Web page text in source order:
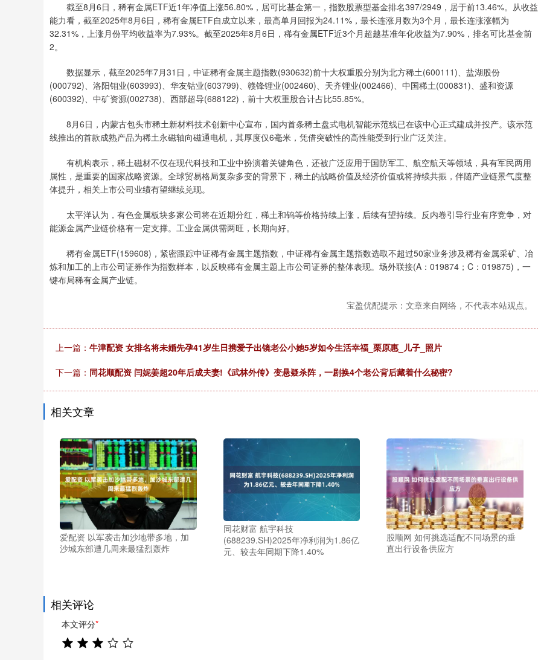
截至8月6日，稀有金属ETF近1年净值上涨56.80%，居可比基金第一，指数股票型基金排名397/2949，居于前13.46%。从收益
能力看，截至2025年8月6日，稀有金属ETF自成立以来，最高单月回报为24.11%，最长连涨月数为3个月，最长连涨涨幅为
32.31%，上涨月份平均收益率为7.93%。截至2025年8月6日，稀有金属ETF近3个月超越基准年化收益为7.90%，排名可比基金前
2。
数据显示，截至2025年7月31日，中证稀有金属主题指数(930632)前十大权重股分别为北方稀土(600111)、盐湖股份
(000792)、洛阳钼业(603993)、华友钴业(603799)、赣锋锂业(002460)、天齐锂业(002466)、中国稀土(000831)、盛和资源
(600392)、中矿资源(002738)、西部超导(688122)，前十大权重股合计占比55.85%。
8月6日，内蒙古包头市稀土新材料技术创新中心宣布，国内首条稀土盘式电机智能示范线已在该中心正式建成并投产。该示范
线推出的首款成熟产品为稀土永磁轴向磁通电机，其厚度仅6毫米，凭借突破性的高性能受到行业广泛关注。
有机构表示，稀土磁材不仅在现代科技和工业中扮演着关键角色，还被广泛应用于国防军工、航空航天等领域，具有军民两用
属性，是重要的国家战略资源。全球贸易格局复杂多变的背景下，稀土的战略价值及经济价值或将持续共振，伴随产业链景气度整
体提升，相关上市公司业绩有望继续兑现。
太平洋认为，有色金属板块多家公司将在近期分红，稀土和钨等价格持续上涨，后续有望持续。反内卷引导行业有序竞争，对
能源金属产业链价格有一定支撑。工业金属供需两旺，长期向好。
稀有金属ETF(159608)，紧密跟踪中证稀有金属主题指数，中证稀有金属主题指数选取不超过50家业务涉及稀有金属采矿、冶
炼和加工的上市公司证券作为指数样本，以反映稀有金属主题上市公司证券的整体表现。场外联接(A：019874；C：019875)，一
键布局稀有金属产业链。
宝盈优配提示：文章来自网络，不代表本站观点。
上一篇： 牛津配资 女排名将未婚先孕41岁生日携爱子出镜老公小她5岁如今生活幸福_栗原惠_儿子_照片
下一篇： 同花顺配资 闫妮姜超20年后成夫妻!《武林外传》变悬疑杀阵，一剧换4个老公背后藏着什么秘密?
相关文章
爱配资 以军袭击加沙地带多地，加
沙城东部遭几周来最猛烈轰炸
同花财富 航宇科技
(688239.SH)2025年净利润为1.86亿
元、较去年同期下降1.40%
股顺网 如何挑选适配不同场景的垂
直出行设备供应方
相关评论
本文评分*